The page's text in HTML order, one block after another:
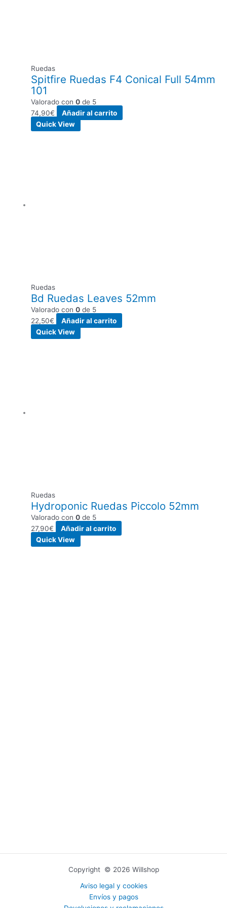
Ruedas
Spitfire Ruedas F4 Conical Full 54mm
101
Valorado con0 de 5
74,90€
Añadir al carrito
Quick View
Ruedas
Bd Ruedas Leaves 52mm
Valorado con0 de 5
22,50€
Añadir al carrito
Quick View
Ruedas
Hydroponic Ruedas Piccolo 52mm
Valorado con0 de 5
27,90€
Añadir al carrito
Quick View
Copyright © 2026 Willshop
Aviso legal y cookies
Envíos y pagos